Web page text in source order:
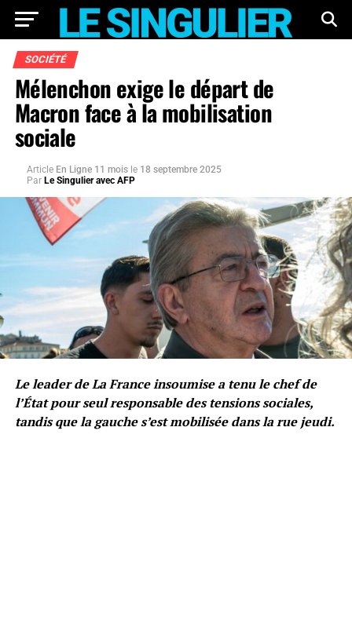
SOCIÉTÉ
Mélenchon exige le départ de
Macron face à la mobilisation
sociale
Article En Ligne 11 mois le 18 septembre 2025
Par Le Singulier avec AFP
Le leader de La France insoumise a tenu le chef de
l’État pour seul responsable des tensions sociales,
tandis que la gauche s’est mobilisée dans la rue jeudi.